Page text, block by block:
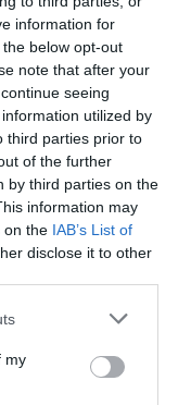
information for
below opt-out
note that after your
seeing
utilized by
third parties prior to
of the further
by third parties on the
information may
on the IAB’s List of
disclose it to other
my
ha fet servir
a criteri a
encara més
del Sabadell a
subratlla
per al teixit
que
d’elles amb
han
preferida de